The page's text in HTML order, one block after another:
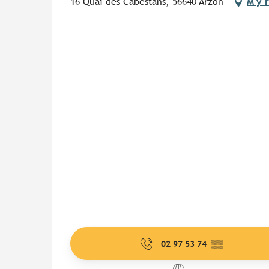
02 97 53 74 ▒▒